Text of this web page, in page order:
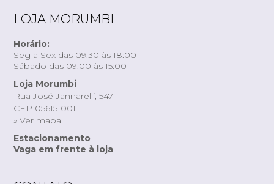
LOJA MORUMBI
Horário:
Seg a Sex das 09:30 às 18:00
Sábado das 09:00 às 15:00
Loja Morumbi
Rua José Jannarelli, 547
CEP 05615-001
» Ver mapa
Estacionamento
Vaga em frente à loja